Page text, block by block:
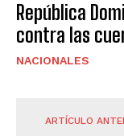
República
contra las
NACIONALES
ARTÍCULO